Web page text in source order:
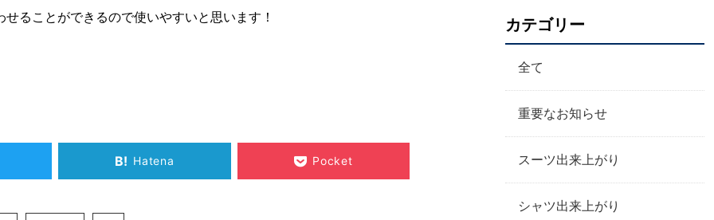
ることができるので使いやすいと思います！
B! Hatena Pocket
カテゴリー
全て
重要なお知らせ
スーツ出来上がり
シャツ出来上がり